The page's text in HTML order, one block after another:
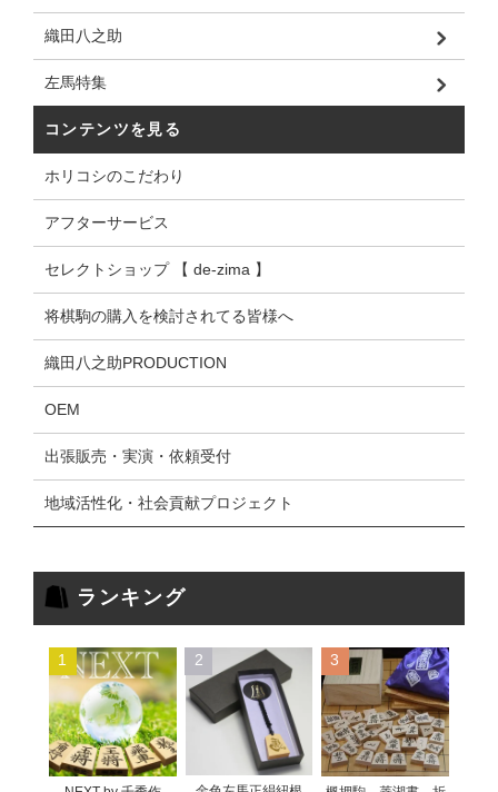
織田八之助
左馬特集
コンテンツを見る
ホリコシのこだわり
アフターサービス
セレクトショップ 【 de-zima 】
将棋駒の購入を検討されてる皆様へ
織田八之助PRODUCTION
OEM
出張販売・実演・依頼受付
地域活性化・社会貢献プロジェクト
ランキング
1 2 3